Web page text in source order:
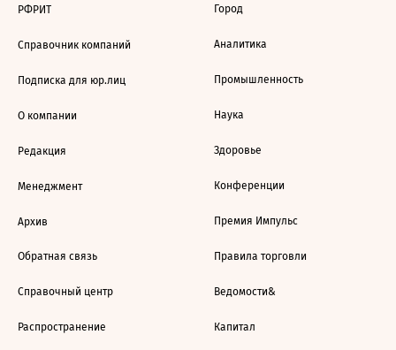
РФРИТ
Справочник компаний
Подписка для юр.лиц
О компании
Редакция
Менеджмент
Архив
Обратная связь
Справочный центр
Распространение
Город
Аналитика
Промышленность
Наука
Здоровье
Конференции
Премия Импульс
Правила торговли
Ведомости&
Капитал